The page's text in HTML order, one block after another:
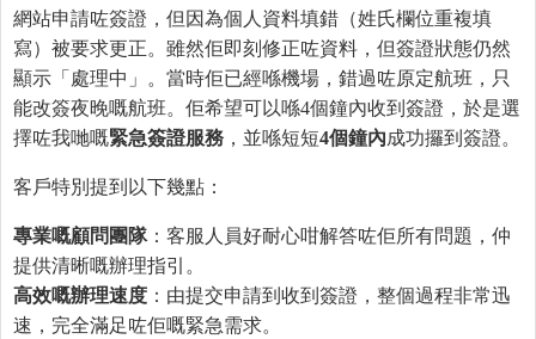
網站申請咗簽證，但因為個人資料填錯（姓氏欄位重複填
寫）被要求更正。雖然佢即刻修正咗資料，但簽證狀態仍然
顯示「處理中」。當時佢已經喺機場，錯過咗原定航班，只
能改簽夜晚嘅航班。佢希望可以喺4個鐘內收到簽證，於是選
擇咗我哋嘅緊急簽證服務 ，並喺短短4個鐘內成功攞到簽證。
客戶特別提到以下幾點：
專業嘅顧問團隊：客服人員好耐心咁解答咗佢所有問題，仲
提供清晰嘅辦理指引。
高效嘅辦理速度 ：由提交申請到收到簽證，整個過程非常迅
速，完全滿足咗佢嘅緊急需求。